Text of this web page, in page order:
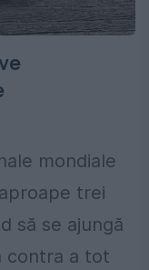
mondiale
trei
să se ajungă
contra a tot